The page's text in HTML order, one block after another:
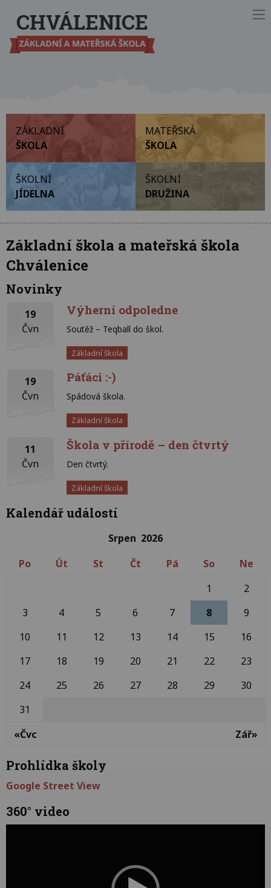
ZÁKLADNÍ
ŠKOLA
MATEŘSKÁ
ŠKOLA
ŠKOLNÍ
JÍDELNA
ŠKOLNÍ
DRUŽINA
Základní škola a mateřská škola
Chválenice
Novinky
19
Čvn
Výherní odpoledne
Soutěž – Teqball do škol.
Základní škola
19
Čvn
Páťáci :-)
Spádová škola.
Základní škola
11
Čvn
Škola v přírodě – den čtvrtý
Den čtvrtý.
Základní škola
Kalendář událostí
Srpen 2026
Po
Út St Čt Pá So Ne
«Čvc Zář»
1
2
3
4 5 6 7 8
9
10
11 12 13 14 15
16
17
18 19 20 21 22
23
24
25 26 27 28 29
30
31
Prohlídka školy
Google Street View
360° video